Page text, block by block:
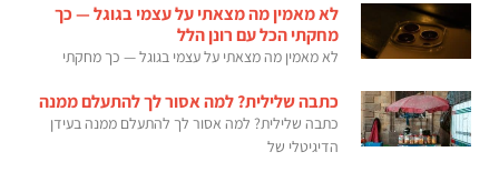
לא מאמין מה מצאתי על עצמי בגוגל — כך
מחקתי הכל עם רונן הלל
לא מאמין מה מצאתי על עצמי בגוגל — כך מחקתי
כתבה שלילית? למה אסור לך להתעלם ממנה
כתבה שלילית? למה אסור לך להתעלם ממנה בעידן
הדיגיטלי של